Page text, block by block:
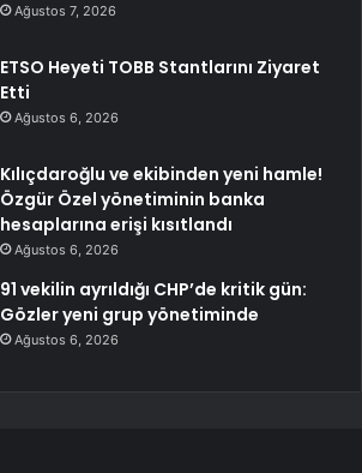
Ağustos 7, 2026
ETSO Heyeti TOBB Stantlarını Ziyaret
Etti
Ağustos 6, 2026
Kılıçdaroğlu ve ekibinden yeni hamle!
Özgür Özel yönetiminin banka
hesaplarına erişi kısıtlandı
Ağustos 6, 2026
91 vekilin ayrıldığı CHP’de kritik gün:
Gözler yeni grup yönetiminde
Ağustos 6, 2026